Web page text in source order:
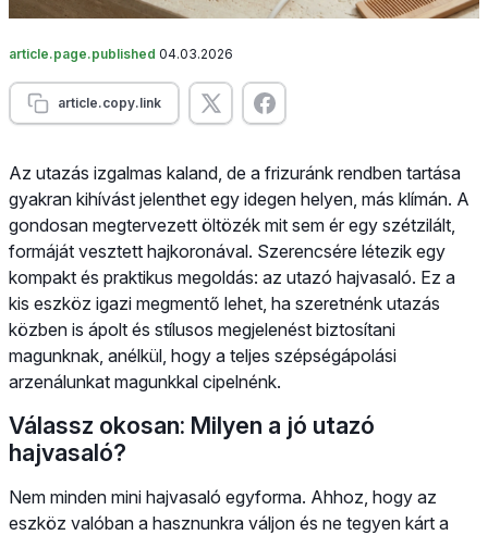
article.page.published 04.03.2026
article.copy.link
Az utazás izgalmas kaland, de a frizuránk rendben tartása
gyakran kihívást jelenthet egy idegen helyen, más klímán. A
gondosan megtervezett öltözék mit sem ér egy szétzilált,
formáját vesztett hajkoronával. Szerencsére létezik egy
kompakt és praktikus megoldás: az utazó hajvasaló. Ez a
kis eszköz igazi megmentő lehet, ha szeretnénk utazás
közben is ápolt és stílusos megjelenést biztosítani
magunknak, anélkül, hogy a teljes szépségápolási
arzenálunkat magunkkal cipelnénk.
Válassz okosan: Milyen a jó utazó
hajvasaló?
Nem minden mini hajvasaló egyforma. Ahhoz, hogy az
eszköz valóban a hasznunkra váljon és ne tegyen kárt a